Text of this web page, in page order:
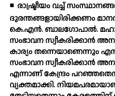
◾ രാഷ്ട്രീയം വച്ച്
ദുരന്തങ്ങളായിരിക്കണം
കെ.എന്‍. ബാലഗോപാല്‍.
സംഭാവന സ്വീകരിക്കാന്‍
കാര്യം തന്നെയാണെന്നും
സംഭാവന സ്വീകരിക്കാന്‍
എന്നാണ് കേന്ദ്രം
വ്യക്തമാക്കി.